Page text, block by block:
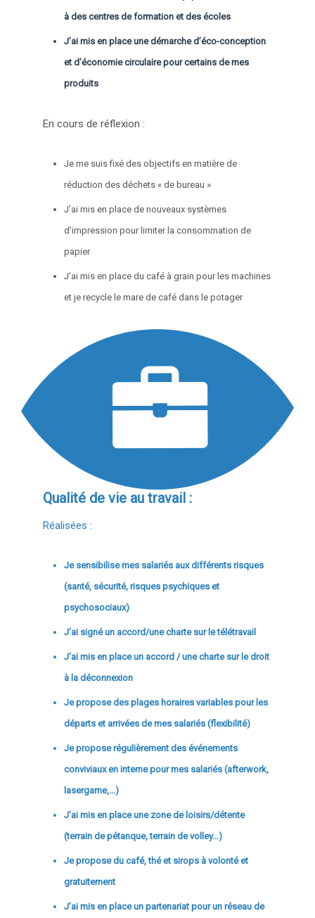
à des centres de formation et des écoles
J’ai mis en place une démarche d’éco-conception
et d’économie circulaire pour certains de mes
produits
En cours de réflexion :
Je me suis fixé des objectifs en matière de
réduction des déchets « de bureau »
J’ai mis en place de nouveaux systèmes
d’impression pour limiter la consommation de
papier
J’ai mis en place du café à grain pour les machines
et je recycle le mare de café dans le potager
Qualité de vie au travail :
Réalisées :
Je sensibilise mes salariés aux différents risques
(santé, sécurité, risques psychiques et
psychosociaux)
J’ai signé un accord/une charte sur le télétravail
J’ai mis en place un accord / une charte sur le droit
à la déconnexion
Je propose des plages horaires variables pour les
départs et arrivées de mes salariés (flexibilité)
Je propose régulièrement des événements
conviviaux en interne pour mes salariés (afterwork,
lasergame,…)
J’ai mis en place une zone de loisirs/détente
(terrain de pétanque, terrain de volley…)
Je propose du café, thé et sirops à volonté et
gratuitement
J’ai mis en place un partenariat pour un réseau de